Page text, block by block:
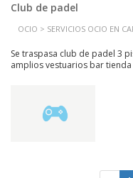
Club de padel
OCIO > SERVICIOS OCIO EN
Se traspasa club de padel 3
amplios vestuarios bar tienda